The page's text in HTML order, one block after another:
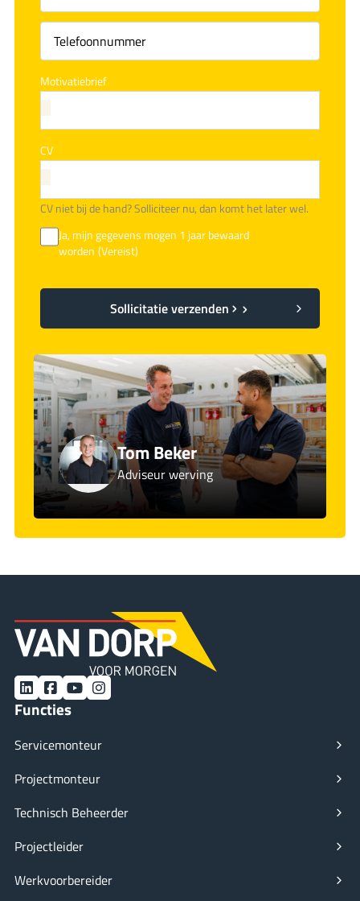
Tom Beker
Adviseur werving
Motivatiebrief
CV
CV niet bij de hand? Solliciteer nu, dan komt het later wel.
Ja, mijn gegevens mogen 1 jaar bewaard
worden (Vereist)
Sollicitatie verzenden
LinkedIn Facebook YouTube Instagram
Functies
Servicemonteur
Projectmonteur
Technisch Beheerder
Projectleider
Werkvoorbereider